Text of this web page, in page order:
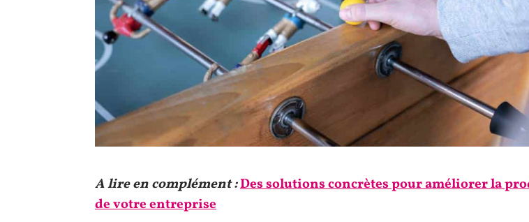
A lire en complément :Des solutions concrètes pour améliorer la
de votre entreprise